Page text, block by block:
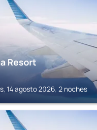
Resort
14 agosto 2026, 2 noches